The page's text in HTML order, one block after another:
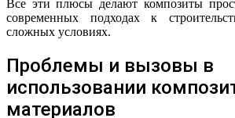
Все эти плюсы делают композиты
современных подходах к
сложных условиях.
Проблемы и вызовы в
использовании
материалов